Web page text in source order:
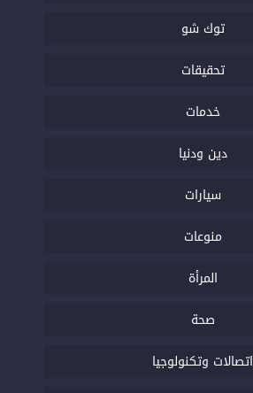
توك شو
تحقيقات
خدمات
دين ودنيا
سيارات
منوعات
المرأة
صحة
اتصالات وتكنولوجيا